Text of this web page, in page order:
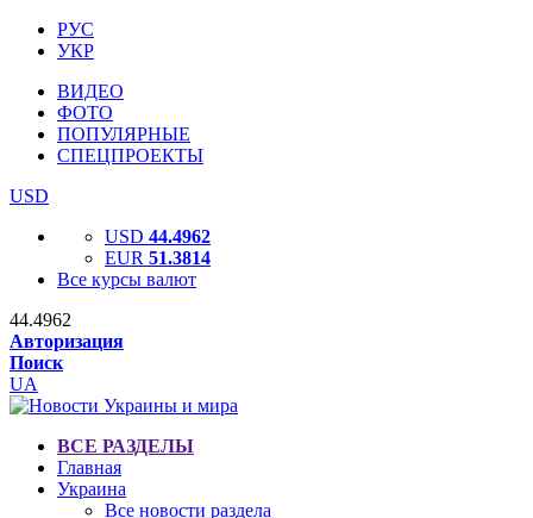
РУС
УКР
ВИДЕО
ФОТО
ПОПУЛЯРНЫЕ
СПЕЦПРОЕКТЫ
USD
USD 44.4962
EUR 51.3814
Все курсы валют
44.4962
Авторизация
Поиск
UA
ВСЕ РАЗДЕЛЫ
Главная
Украина
Все новости раздела